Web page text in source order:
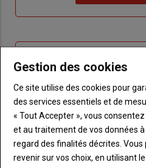
de
me
titre
TITRE CRÉEZ UN
BodyChoisissez votre
compte pour
Lien Créez un
Gestion des cookies
Ce site utilise des cookies pour
des services essentiels et de
« Tout Accepter », vous
et au traitement de vos données
regard des finalités décrites.
revenir sur vos choix, en utilisant